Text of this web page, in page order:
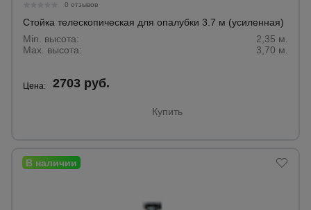
0 отзывов
Стойка телескопическая для опалубки 3.7 м (усиленная)
Min. высота:
2,35 м.
Max. высота:
3,70 м.
Цена: 2703 руб.
Купить